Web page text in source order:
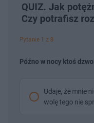
QUIZ. Jak
Czy potrafisz
Pytanie 1 z 8
Późno w nocy ktoś
Udaje, że mnie
wolę tego nie